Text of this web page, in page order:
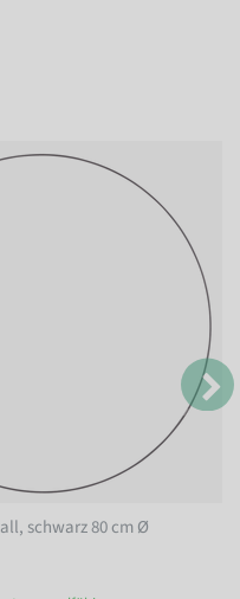
schwarz 80 cm Ø